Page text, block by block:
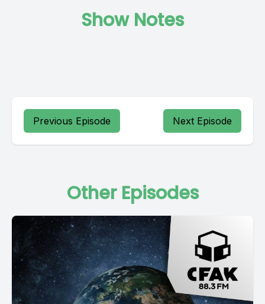
Show Notes
Previous Episode Next Episode
Other Episodes